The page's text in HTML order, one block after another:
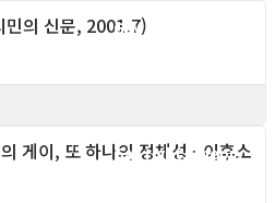
Gay right, Theory
민의 신문, 2001.7)
Gay right, Theory
게이, 또 하나의 정체성 - 이후소